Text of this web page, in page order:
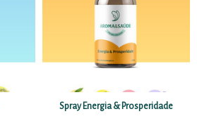
Spray Energia & Prosperidade